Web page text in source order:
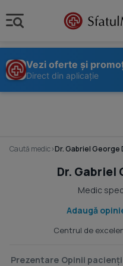
Vezi oferte și
Direct din aplicație
Caută medic›Dr. Gabriel George
Dr. Gabriel
Medic
Adaugă
Centrul de
Prezentare Opinii pacienți